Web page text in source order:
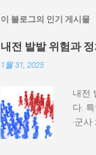
이 블로그의 인기 게시물
내전 발발 위험과
1월 31, 2025
내전
다.
·군
하